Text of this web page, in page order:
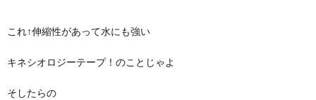
これ↑伸縮性があって水にも強い
キネシオロジーテープ！のことじゃよ
そしたらの